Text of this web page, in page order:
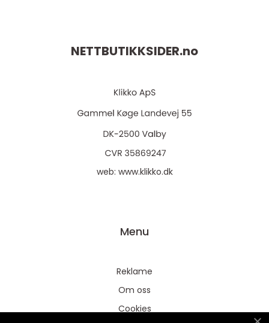
NETTBUTIKKSIDER.no
web: www.klikko.dk
Menu
Reklame
Om oss
Cookies